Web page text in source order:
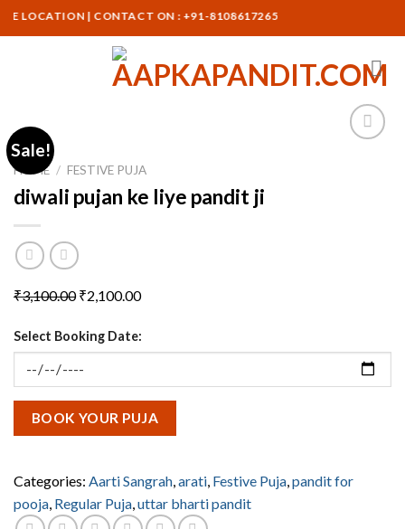
Skip
to
LOCATION | CONTACT ON : +91-8108617265
Sale!
HOME / FESTIVE PUJA
diwali pujan ke liye pandit ji
₹3,100.00 Original
was:
₹2,100.00Current
is:
Select Booking Date:
BOOK YOUR PUJA
Categories: Aarti Sangrah arati Festive Puja pandit for
pooja Regular Puja uttar bharti pandit